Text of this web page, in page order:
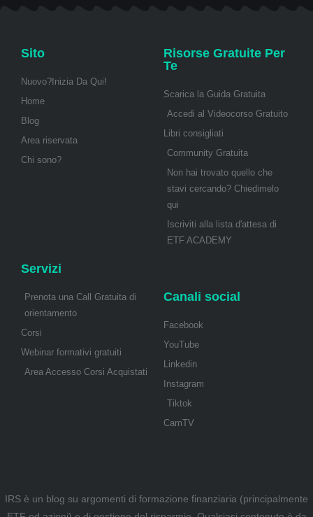
Sito
Nuovo?Inizia Da Qui!
Home
Blog
Area riservata
Chi sono?
Risorse Gratuite Per
Te
Scarica la Guida Gratuita
Accedi al Videocorso Gratuito
Libri consigliati
Community Gratuita
Non hai trovato quello che
stavi cercando? Chiedimelo
qui
Iscriviti alla lista d'attesa di
ETF ACADEMY
Servizi
Prenota una Call Gratuita di
orientamento
Corsi
Webinar formativi gratuiti
Area Accesso Corsi Acquistati
Canali social
Facebook
YouTube
Linkedin
Instagram
Tiktok
CamTV
IRS è un blog su argomenti di formazione finanziaria (principalmente